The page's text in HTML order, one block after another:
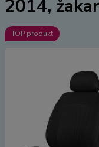
2014,
TOP produkt